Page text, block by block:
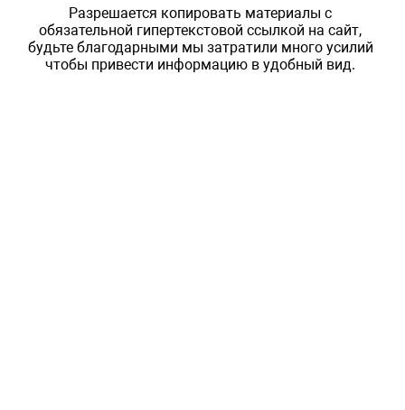
Разрешается копировать материалы с
обязательной гипертекстовой ссылкой на сайт,
будьте благодарными мы затратили много усилий
чтобы привести информацию в удобный вид.